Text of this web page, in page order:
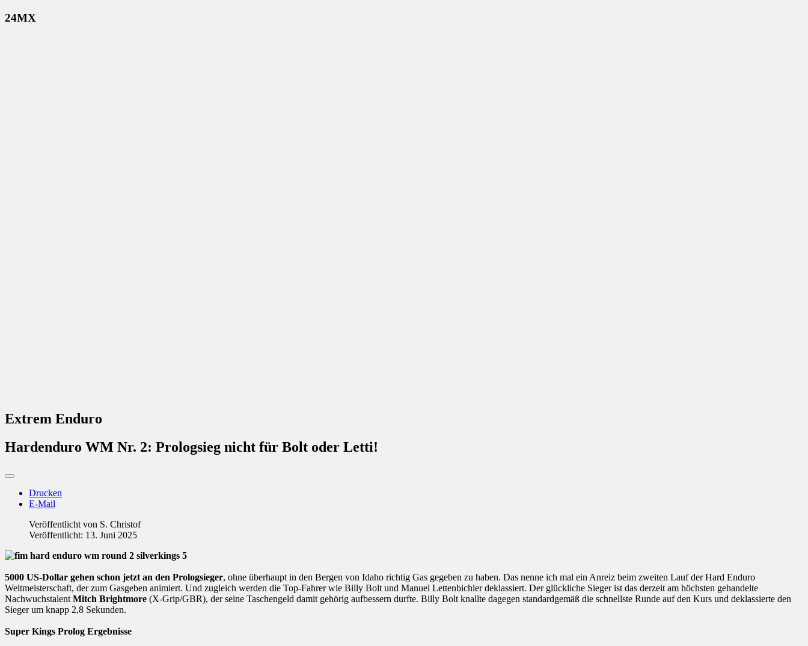
24MX
Extrem Enduro
Hardenduro WM Nr. 2: Prologsieg nicht für Bolt oder Letti!
Drucken
E-Mail
Veröffentlicht von S. Christof
Veröffentlicht: 13. Juni 2025
5000 US-Dollar gehen schon jetzt an den Prologsieger, ohne überhaupt in den Bergen von Idaho richtig Gas gegeben zu haben. Das nenne ich mal ein Anreiz beim zweiten Lauf der Hard Enduro
Weltmeisterschaft, der zum Gasgeben animiert. Und zugleich werden die Top-Fahrer wie Billy Bolt und Manuel Lettenbichler deklassiert. Der glückliche Sieger ist das derzeit am höchsten gehandelte
Nachwuchstalent Mitch Brightmore (X-Grip/GBR), der seine Taschengeld damit gehörig aufbessern durfte. Billy Bolt knallte dagegen standardgemäß die schnellste Runde auf den Kurs und deklassierte den
Sieger um knapp 2,8 Sekunden.
Super Kings Prolog Ergebnisse